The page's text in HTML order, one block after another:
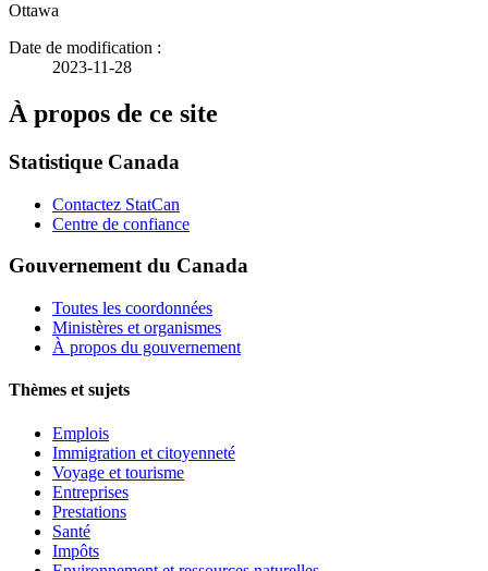
Ottawa
Date de modification :
2023-11-28
À propos de ce site
Statistique Canada
Contactez StatCan
Centre de confiance
Gouvernement du Canada
Toutes les coordonnées
Ministères et organismes
À propos du gouvernement
Thèmes et sujets
Emplois
Immigration et citoyenneté
Voyage et tourisme
Entreprises
Prestations
Santé
Impôts